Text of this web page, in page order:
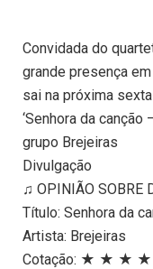
Convidada do
grande presença
sai na próxima
‘Senhora da canção
grupo Brejeiras
Divulgação
♫ OPINIÃO SOBRE
Título: Senhora da
Artista: Brejeiras
Cotação: ★ ★ ★ ★